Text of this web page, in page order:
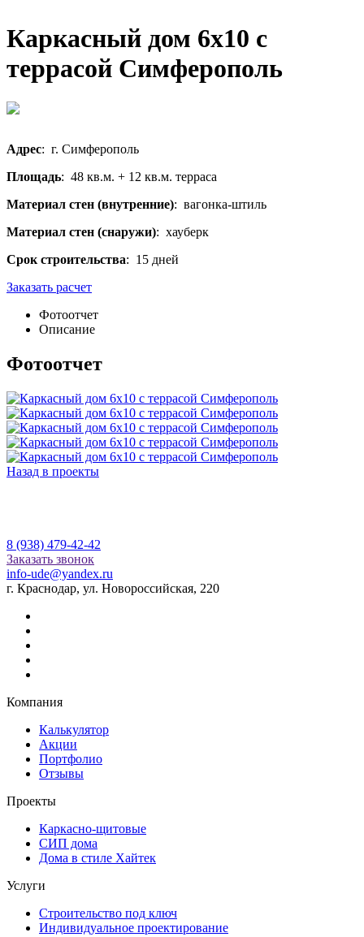
Каркасный дом 6х10 с
террасой Симферополь
Адрес: г. Симферополь
Площадь: 48 кв.м. + 12 кв.м. терраса
Материал стен (внутренние): вагонка-штиль
Материал стен (снаружи): хауберк
Срок строительства: 15 дней
Заказать расчет
Фотоотчет
Описание
Фотоотчет
Назад в проекты
8 (938) 479-42-42
Заказать звонок
info-ude@yandex.ru
г. Краснодар, ул. Новороссийская, 220
Компания
Калькулятор
Акции
Портфолио
Отзывы
Проекты
Каркасно-щитовые
СИП дома
Дома в стиле Хайтек
Услуги
Строительство под ключ
Индивидуальное проектирование